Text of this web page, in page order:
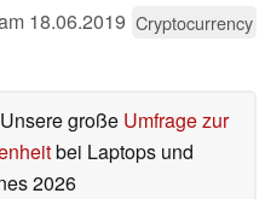
18.06.2019 Cryptocurrency
Unsere große Umfrage zur
bei Laptops und
2026